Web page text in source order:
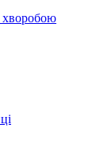
хворобою